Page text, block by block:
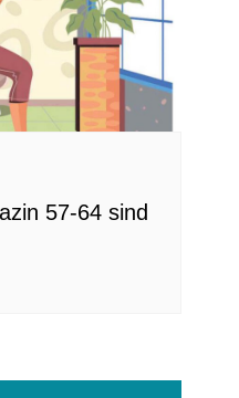
57-64 sind